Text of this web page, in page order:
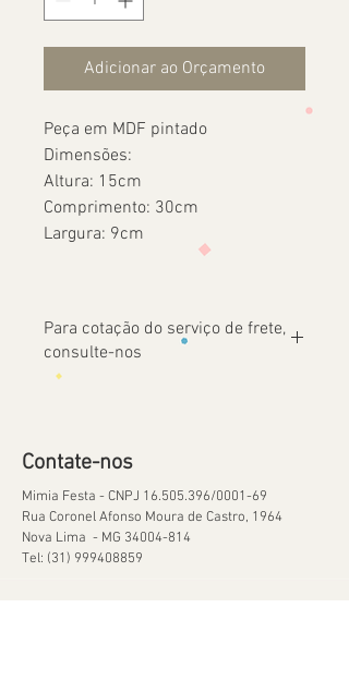
Adicionar ao Orçamento
Peça em MDF pintado
Dimensões:
Altura: 15cm
Comprimento: 30cm
Largura: 9cm
Para cotação do serviço de frete,
consulte-nos
Contate-nos
Mimia Festa - CNPJ 16.505.396/0001-69
Rua Coronel Afonso Moura de Castro, 1964
Nova Lima - MG 34004-814
Tel: (31) 999408859